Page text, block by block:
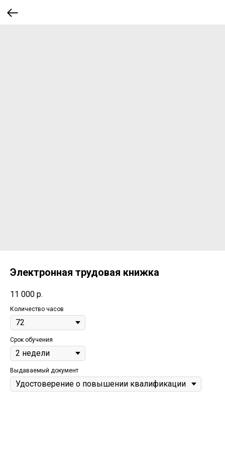
Электронная трудовая книжка
11 000 р.
Количество часов
Срок обучения
Выдаваемый документ